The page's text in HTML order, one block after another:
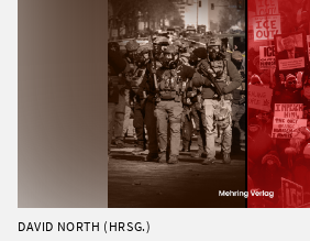
DAVID NORTH (HRSG.)